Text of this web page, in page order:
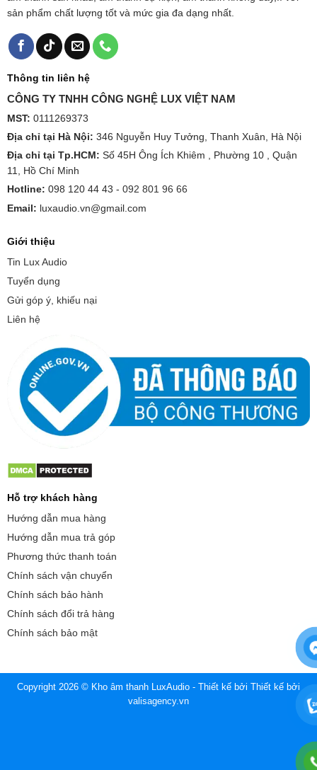
sản phẩm chất lượng tốt và mức gia đa dạng nhất.
Thông tin liên hệ
CÔNG TY TNHH CÔNG NGHỆ LUX VIỆT NAM
MST: 0111269373
Địa chỉ tại Hà Nội: 346 Nguyễn Huy Tưởng, Thanh Xuân, Hà Nội
Địa chỉ tại Tp.HCM: Số 45H Ông Ích Khiêm , Phường 10 , Quận
11, Hồ Chí Minh
Hotline: 098 120 44 43 - 092 801 96 66
Email: luxaudio.vn@gmail.com
Giới thiệu
Tin Lux Audio
Tuyển dụng
Gửi góp ý, khiếu nại
Liên hệ
Hỗ trợ khách hàng
Hướng dẫn mua hàng
Hướng dẫn mua trả góp
Phương thức thanh toán
Chính sách vận chuyển
Chính sách bảo hành
Chính sách đổi trả hàng
Chính sách bảo mật
Copyright 2026 © Kho âm thanh LuxAudio - Thiết kế bởi Thiết kế bởi
valisagency.vn